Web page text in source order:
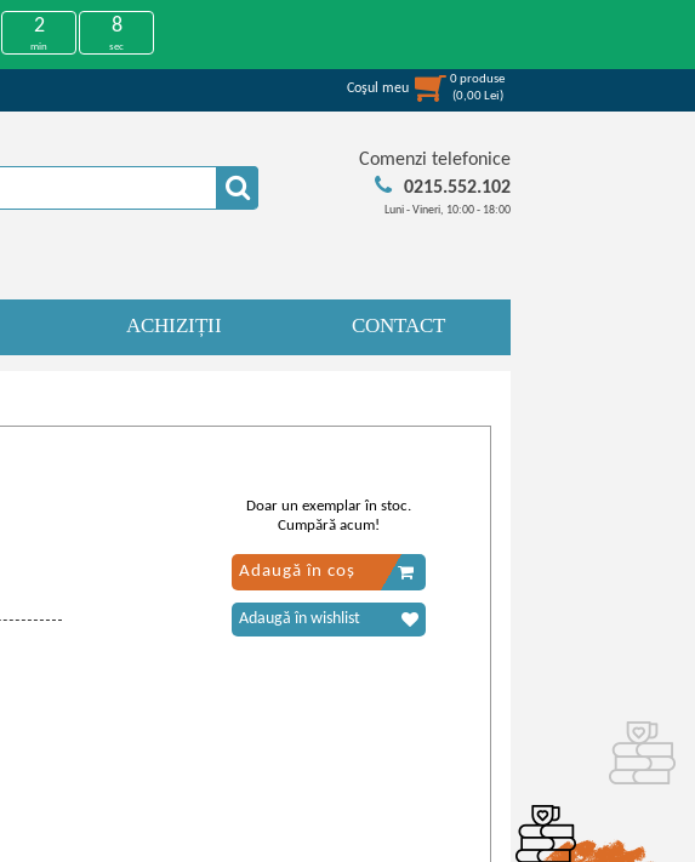
2
min
8
sec
Coşul meu
0produse
(0,00 Lei)
Comenzi telefonice
0215.552.102
Luni - Vineri, 10:00 - 18:00
ACHIZIȚII CONTACT
Doar un exemplar în stoc.
Cumpără acum!
Adaugă în coș
Adaugă în wishlist